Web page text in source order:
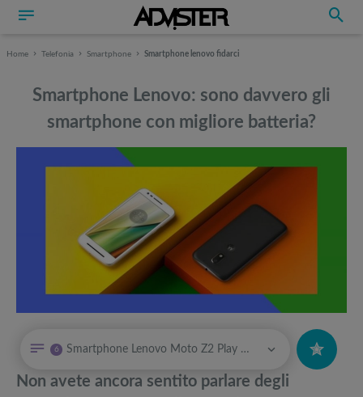
Home Telefonia Smartphone Smartphone lenovo fidarci
Smartphone Lenovo: sono davvero gli
smartphone con migliore batteria?
Smartphone POCOPHONE, la guida al side project di Xiaomi
Attrezzi sportivi a metà prezzo Black Friday: Tapis roulant, cyclette,
6 Smartphone Lenovo Moto Z2 Play | Smartphone con migliore batteria
Non avete ancora sentito parlare degli